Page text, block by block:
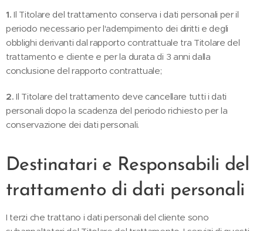
1. Il Titolare del trattamento conserva i dati personali per il
periodo necessario per l'adempimento dei diritti e degli
obblighi derivanti dal rapporto contrattuale tra Titolare del
trattamento e cliente e per la durata di 3 anni dalla
conclusione del rapporto contrattuale;
2. Il Titolare del trattamento deve cancellare tutti i dati
personali dopo la scadenza del periodo richiesto per la
conservazione dei dati personali.
Destinatari e Responsabili del
trattamento di dati personali
I terzi che trattano i dati personali del cliente sono